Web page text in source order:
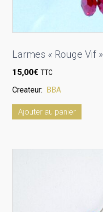
Larmes « Rouge Vif »
15,00€ TTC
Createur: BBA
Ajouter au panier